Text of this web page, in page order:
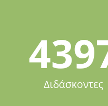
Διδάσκοντες